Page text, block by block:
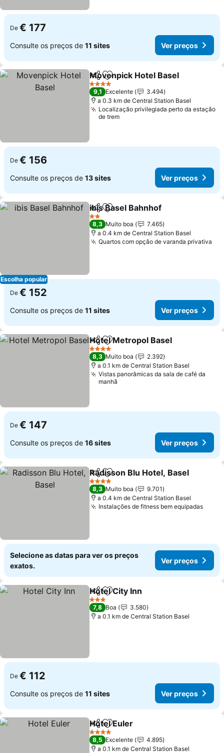
De € 177
Consulte os preços de 11 sites Ver preços
PartilharAdicionar aos favoritos
Movenpick Hotel Basel
4 Estrelas
9,1 Excelente
3.494
a 0.3 km de Central Station Basel
Localização privilegiada perto da estação
de trem
De € 156
Consulte os preços de 13 sites Ver preços
Escolha popular
PartilharAdicionar aos favoritos
ibis Basel Bahnhof
2 Estrelas
8,3 Muito boa
7.465
a 0.4 km de Central Station Basel
Quartos com opção de varanda privativa
De € 152
Consulte os preços de 11 sites Ver preços
PartilharAdicionar aos favoritos
Hotel Metropol Basel
4 Estrelas
8,3 Muito boa
2.392
a 0.1 km de Central Station Basel
Vistas panorâmicas da sala de café da
manhã
De € 147
Consulte os preços de 16 sites Ver preços
PartilharAdicionar aos favoritos
Radisson Blu Hotel, Basel
4 Estrelas
8,3 Muito boa
9.701
a 0.4 km de Central Station Basel
Instalações de fitness bem equipadas
Selecione as datas para ver os preços
exatos.
Ver preços
PartilharAdicionar aos favoritos
Hotel City Inn
3 Estrelas
7,8 Boa
3.580
a 0.1 km de Central Station Basel
De € 112
Consulte os preços de 11 sites Ver preços
PartilharAdicionar aos favoritos
Hotel Euler
4 Estrelas
8,5 Excelente
4.895
a 0.1 km de Central Station Basel